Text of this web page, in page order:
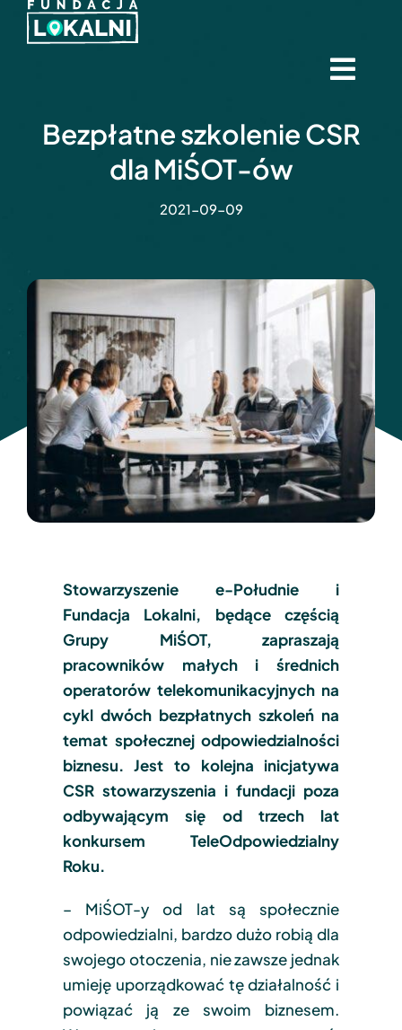
Skip
Start
Darczyńcy
Dokumenty
TeleOdpowiedzialni Roku
Bezpłatne szkolenie CSR
dla MiŚOT-ów
2021-09-09
Stowarzyszenie e-Południe i
Fundacja Lokalni, będące częścią
Grupy MiŚOT, zapraszają
pracowników małych i średnich
operatorów telekomunikacyjnych na
cykl dwóch bezpłatnych szkoleń na
temat społecznej odpowiedzialności
biznesu. Jest to kolejna inicjatywa
CSR stowarzyszenia i fundacji poza
odbywającym się od trzech lat
konkursem TeleOdpowiedzialny
Roku.
– MiŚOT-y od lat są społecznie
odpowiedzialni, bardzo dużo robią dla
swojego otoczenia, nie zawsze jednak
umieję uporządkować tę działalność i
powiązać ją ze swoim biznesem.